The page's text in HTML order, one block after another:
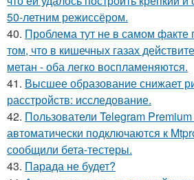
50-летним режиссёром.
40. Проблема тут не в самом факте
том, что в кишечных газах
метан - оба легко воспламеняются.
41. Высшее образование снижает
расстройств: исследование.
42. Пользователи Telegram
автоматически подключаются к
сообщили бета-тестеры.
43. Парада не будет?